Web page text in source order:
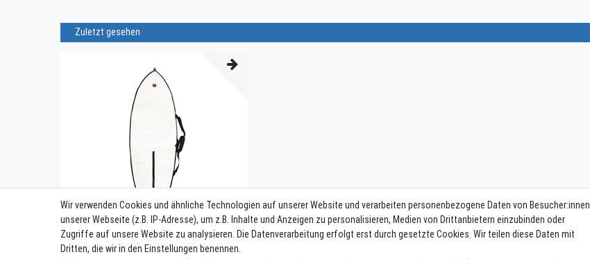
Zuletzt gesehen
MFC - Foil Downwind Day Bag
Wir verwenden Cookies und ähnliche Technologien auf unserer Website und verarbeiten personenbezogene Daten von Besucher:innen
unserer Webseite (z.B. IP-Adresse), um z.B. Inhalte und Anzeigen zu personalisieren, Medien von Drittanbietern einzubinden oder
Zugriffe auf unsere Website zu analysieren. Die Datenverarbeitung erfolgt erst durch gesetzte Cookies. Wir teilen diese Daten mit
Dritten, die wir in den Einstellungen benennen.